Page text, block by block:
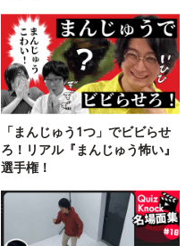
「まんじゅう1つ」でビビらせ
ろ！リアル『まんじゅう怖い』
選手権！